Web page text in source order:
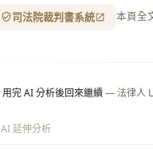
司法院裁判書系統 本頁全
用完 AI 分析後回來繼續— 法律人
AI 延伸分析